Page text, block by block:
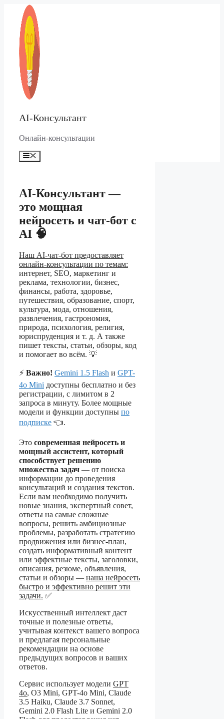
Перейти
содержимому
AI-Консультант
Онлайн-консультации
Меню
AI-Консультант —
это мощная
нейросеть и чат-бот с
AI 🧠
Наш AI-чат-бот предоставляет
онлайн-консультации по темам:
интернет, SEO, маркетинг и
реклама, технологии, бизнес,
финансы, работа, здоровье,
путешествия, образование, спорт,
культура, мода, отношения,
развлечения, гастрономия,
природа, психология, религия,
юриспруденция и т. д. А также
пишет тексты, статьи, обзоры, код
и помогает во всём. 💡
⚡ Важно! Gemini 1.5 Flash и GPT-
4o Mini доступны бесплатно и без
регистрации, с лимитом в 2
запроса в минуту. Более мощные
модели и функции доступны по
подписке 👈.
Это современная нейросеть и
мощный ассистент, который
способствует решению
множества задач — от поиска
информации до проведения
консультаций и создания текстов.
Если вам необходимо получить
новые знания, экспертный совет,
ответы на самые сложные
вопросы, решить амбициозные
проблемы, разработать стратегию
продвижения или бизнес-план,
создать информативный контент
или эффектные тексты, заголовки,
описания, резюме, объявления,
статьи и обзоры — наша нейросеть
быстро и эффективно решит эти
задачи. ✅
Искусственный интеллект даст
точные и полезные ответы,
учитывая контекст вашего вопроса
и предлагая персональные
рекомендации на основе
предыдущих вопросов и ваших
ответов.
Сервис использует модели GPT
4o, O3 Mini, GPT-4o Mini, Claude
3.5 Haiku, Claude 3.7 Sonnet,
Gemini 2.0 Flash Lite и Gemini 2.0